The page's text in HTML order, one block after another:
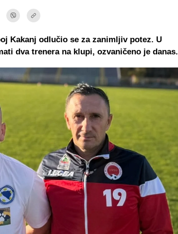
Kakanj odlučio se za zanimljiv potez. U
dva trenera na klupi, ozvaničeno je danas.